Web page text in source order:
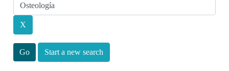
Start a new search